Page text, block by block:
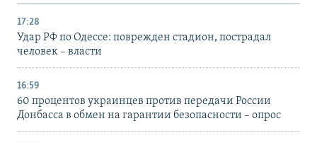
17:28
Удар РФ по Одессе: поврежден стадион, пострадал
человек – власти
16:59
60 процентов украинцев против передачи России
Донбасса в обмен на гарантии безопасности – опрос